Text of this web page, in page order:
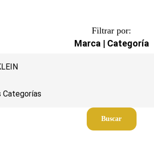
Filtrar por:
Marca | Categoría
Buscar